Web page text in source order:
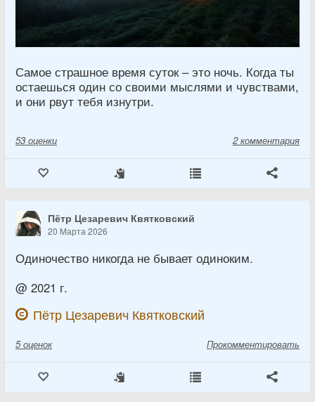
Самое страшное время суток – это ночь. Когда ты
остаешься один со своими мыслями и чувствами,
и они рвут тебя изнутри.
53 оценки 2 комментария
Пётр Цезаревич Квятковский
20 Марта 2026
Одиночество никогда не бывает одиноким.
@ 2021 г.
Пётр Цезаревич Квятковский
5 оценок Прокомментировать